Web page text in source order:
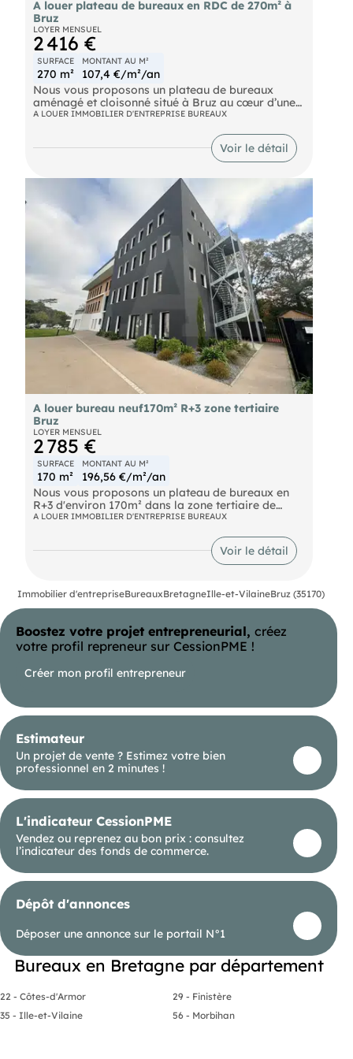
A louer plateau de bureaux en RDC de 270m² à
Bruz
LOYER MENSUEL
2 416 €
SURFACE
270 m²
MONTANT AU M²
107,4 €/m²/an
Nous vous proposons un plateau de bureaux
aménagé et cloisonné situé à Bruz au cœur d’une
grande zone d’activité. Le bien est composé d'un
bureaux et un open-space ainsi que des sanitaires
PMR. 9 places de stationnement sont incluses avec
la surface. L’eau et l’électricité sont comprises
dans les charges. Le bien est disponible sous un
mois après confirmation de la location. n’hésitez
pas à nous contacter pour plus d’informations ou
pour organiser une visite
A LOUER IMMOBILIER D'ENTREPRISE BUREAUX
Voir le détail
A louer bureau neuf170m² R+3 zone tertiaire
Bruz
LOYER MENSUEL
2 785 €
SURFACE
170 m²
MONTANT AU M²
196,56 €/m²/an
Nous vous proposons un plateau de bureaux en
R+3 d'environ 170m² dans la zone tertiaire de
BRUZ.
d'un accueil, 4 grand bureaux de 2 à 4 personnes,
une salle de réunion/salle de repos et sanitaires
PMR. ERP et accès PMR, sortie de secours. Très
l'acquéreur : 9 % HT du loyer HT de la première
période triennale + T.V.A au taux légal en vigueur.
A LOUER IMMOBILIER D'ENTREPRISE BUREAUX
Voir le détail
Immobilier d'entrepriseBureauxBretagneIlle-et-VilaineBruz (35170)
Boostez votre projet entrepreneurial, créez
votre profil repreneur sur CessionPME !
Créer mon profil entrepreneur
Estimateur
Un projet de vente ? Estimez votre bien
professionnel en 2 minutes !
L'indicateur CessionPME
Vendez ou reprenez au bon prix : consultez
l’indicateur des fonds de commerce.
Dépôt d'annonces
Déposer une annonce sur le portail N°1
Bureaux en Bretagne par département
22 - Côtes-d'Armor
29 - Finistère
35 - Ille-et-Vilaine
56 - Morbihan